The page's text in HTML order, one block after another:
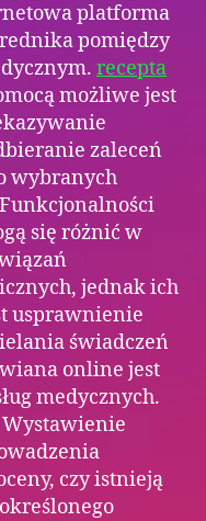
platforma
pomiędzy
recepta
możliwe jest
zaleceń
wybranych
się różnić w
jednak ich
usprawnienie
świadczeń
online jest
medycznych.
Wystawienie
czy istnieją